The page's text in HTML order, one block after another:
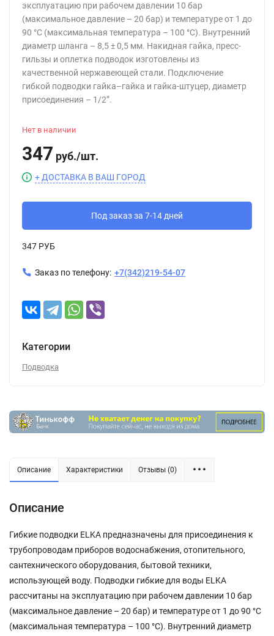
эксплуатацию при рабочем давлении 10 бар
(максимальное давление – 20 бар) и температуре от 1 до
90 °C (максимальная температура – 100 °C). Внутренний
диаметр шланга – 8,5 ± 0,5 мм. Накидная гайка, пресс-
гильзы и оплетка подводок изготовлены из
качественной нержавеющей стали. Подключение
гибкой подводки гайка–гайка и гайка-штуцер, диаметр
присоединения – 1/2”.
Нет в наличии
347 руб./шт.
+ ДОСТАВКА В ВАШ ГОРОД
Под заказ за 7-14 дней
347 РУБ
Заказ по телефону: +7(342)219-54-07
Категории
Подводка
Описание Характеристики Отзывы (0)
Описание
Гибкие подводки ELKA предназначены для присоединения к
трубопроводам приборов водоснабжения, отопительного,
сантехнического оборудования, бытовой техники,
использующей воду. Подводки гибкие для воды ELKA
рассчитаны на эксплуатацию при рабочем давлении 10 бар
(максимальное давление – 20 бар) и температуре от 1 до 90 °C
(максимальная температура – 100 °C). Внутренний диаметр